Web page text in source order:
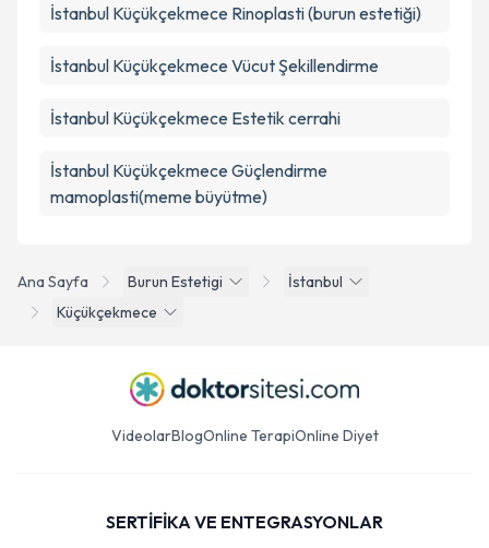
Ana Sayfa Burun Estetigi
İstanbul
Küçükçekmece
İstanbul Küçükçekmece Rinoplasti (burun estetiği)
İstanbul Küçükçekmece Vücut Şekillendirme
İstanbul Küçükçekmece Estetik cerrahi
İstanbul Küçükçekmece Güçlendirme
mamoplasti(meme büyütme)
VideolarBlogOnline TerapiOnline Diyet
SERTİFİKA VE ENTEGRASYONLAR